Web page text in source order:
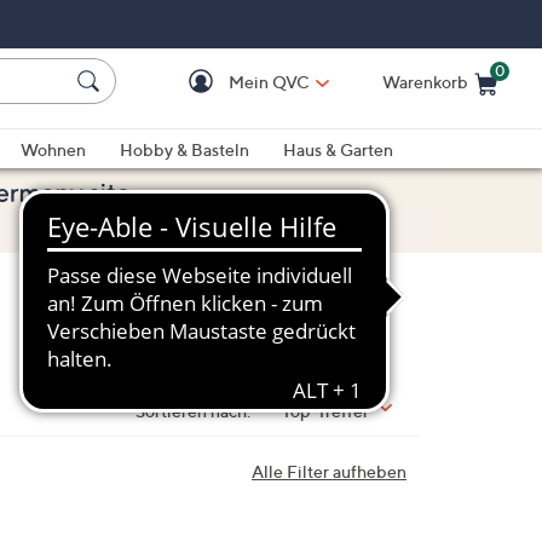
Mein QVC Warenkorb
0
Wohnen Hobby & Basteln
Haus & Garten
Sortieren nach: Top-Treffer
Alle Filter aufheben